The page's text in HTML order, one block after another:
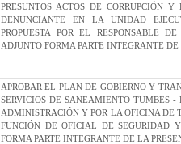
PRESUNTOS ACTOS DE CORRUPCIÓN
DENUNCIANTE EN LA UNIDAD
PROPUESTA POR EL RESPONSABLE
ADJUNTO FORMA PARTE INTEGRANTE
APROBAR EL PLAN DE GOBIERNO Y
SERVICIOS DE SANEAMIENTO TUMBES -
ADMINISTRACIÓN Y POR LA OFICINA DE
FUNCIÓN DE OFICIAL DE SEGURIDAD
FORMA PARTE INTEGRANTE DE LA